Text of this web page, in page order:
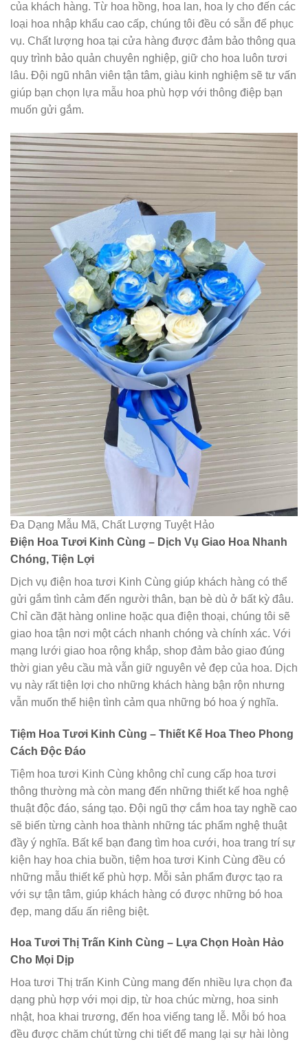
của khách hàng. Từ hoa hồng, hoa lan, hoa ly cho đến các
loại hoa nhập khẩu cao cấp, chúng tôi đều có sẵn để phục
vụ. Chất lượng hoa tại cửa hàng được đảm bảo thông qua
quy trình bảo quản chuyên nghiệp, giữ cho hoa luôn tươi
lâu. Đội ngũ nhân viên tận tâm, giàu kinh nghiệm sẽ tư vấn
giúp bạn chọn lựa mẫu hoa phù hợp với thông điệp bạn
muốn gửi gắm.
Đa Dạng Mẫu Mã, Chất Lượng Tuyệt Hảo
Điện Hoa Tươi Kinh Cùng – Dịch Vụ Giao Hoa Nhanh
Chóng, Tiện Lợi
Dịch vụ điện hoa tươi Kinh Cùng giúp khách hàng có thể
gửi gắm tình cảm đến người thân, bạn bè dù ở bất kỳ đâu.
Chỉ cần đặt hàng online hoặc qua điện thoại, chúng tôi sẽ
giao hoa tận nơi một cách nhanh chóng và chính xác. Với
mạng lưới giao hoa rộng khắp, shop đảm bảo giao đúng
thời gian yêu cầu mà vẫn giữ nguyên vẻ đẹp của hoa. Dịch
vụ này rất tiện lợi cho những khách hàng bận rộn nhưng
vẫn muốn thể hiện tình cảm qua những bó hoa ý nghĩa.
Tiệm Hoa Tươi Kinh Cùng – Thiết Kế Hoa Theo Phong
Cách Độc Đáo
Tiệm hoa tươi Kinh Cùng không chỉ cung cấp hoa tươi
thông thường mà còn mang đến những thiết kế hoa nghệ
thuật độc đáo, sáng tạo. Đội ngũ thợ cắm hoa tay nghề cao
sẽ biến từng cành hoa thành những tác phẩm nghệ thuật
đầy ý nghĩa. Bất kể bạn đang tìm hoa cưới, hoa trang trí sự
kiện hay hoa chia buồn, tiệm hoa tươi Kinh Cùng đều có
những mẫu thiết kế phù hợp. Mỗi sản phẩm được tạo ra
với sự tận tâm, giúp khách hàng có được những bó hoa
đẹp, mang dấu ấn riêng biệt.
Hoa Tươi Thị Trấn Kinh Cùng – Lựa Chọn Hoàn Hảo
Cho Mọi Dịp
Hoa tươi Thị trấn Kinh Cùng mang đến nhiều lựa chọn đa
dạng phù hợp với mọi dịp, từ hoa chúc mừng, hoa sinh
nhật, hoa khai trương, đến hoa viếng tang lễ. Mỗi bó hoa
đều được chăm chút từng chi tiết để mang lại sự hài lòng